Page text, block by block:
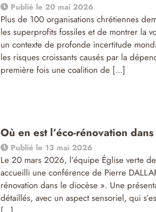
Publié le 20 mai 2026
Plus de 100 organisations chrétiennes
les superprofits fossiles et de montrer la
un contexte de profonde incertitude
les risques croissants causés par la
première fois une coalition de […]
Où en est l’éco-rénovation
Publié le 13 mai 2026
Le 20 mars 2026, l’équipe Église verte
accueilli une conférence de Pierre
rénovation dans le diocèse ». Une
détaillés, avec un aspect sensoriel, qui